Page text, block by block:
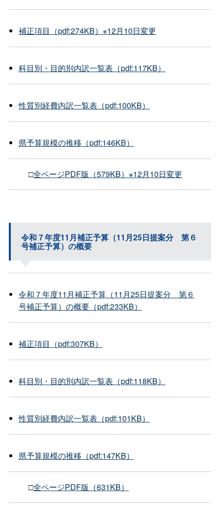
補正項目（pdf:274KB）※12月10日変更
科目別・目的別内訳一覧表（pdf:117KB）
性質別経費内訳一覧表（pdf:100KB）
県予算規模の推移（pdf:146KB）
□全ページPDF版（579KB）※12月10日変更
令和７年度11月補正予算（11月25日提案分 第６
号補正予算）の概要
令和７年度11月補正予算（11月25日提案分 第６
号補正予算）の概要（pdf:233KB）
補正項目（pdf:307KB）
科目別・目的別内訳一覧表（pdf:118KB）
性質別経費内訳一覧表（pdf:101KB）
県予算規模の推移（pdf:147KB）
□全ページPDF版（631KB）